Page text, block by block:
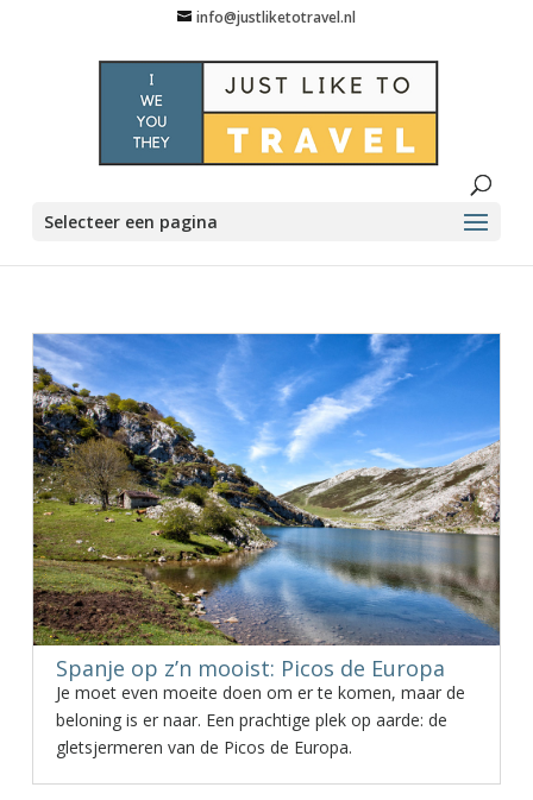
info@justliketotravel.nl
Selecteer een pagina
Spanje op z’n mooist: Picos de Europa
Je moet even moeite doen om er te komen, maar de
beloning is er naar. Een prachtige plek op aarde: de
gletsjermeren van de Picos de Europa.